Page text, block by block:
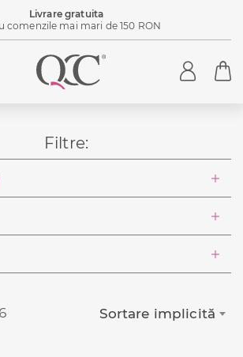
Livrare gratuita
comenzile mai mari de 150 RON
Filtre:
Sortare implicită